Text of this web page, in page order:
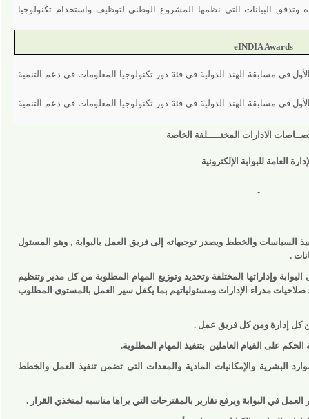
البيانات التي نظمها المشروع الوطني لتوظيف واستخدام تكنولوجيا
eINDIA
الهند الدولية في فئة دور تكنولوجيا المعلومات في دعم التنمية
الهند الدولية في فئة دور تكنولوجيا المعلومات في دعم التنمية
الادارات المختـــــلفة الخاصة
للبوابة الإلكترونية
والخطط ويصدر توجيهاته إلى فريق العمل بالبوابة , وهو المسئول
المختلفة وتحديد وتوزيع المهام المطلوبة من كل مدير وتنظيم
مدراء الإدارات ومسئولياتهم بما يكفل سير العمل بالمستوى المطلوب
إدارة ومن كل فريق عمل .
على القيام العاملين بتنفيذ المهام المطلوبة.
والإمكانيات المادية والمعدات التى تضمن تنفيذ العمل والخطط
ويرفع تقارير بالمقترحات التي يراها مناسبه لمتخذي القرار .